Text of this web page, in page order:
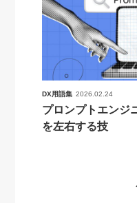
DX用語集 2026.02.24
プロンプトエンジ
を左右する技